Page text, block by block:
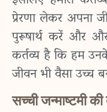
प्रेरणा लेकर अपना
पुरूषार्थ करें और और
कर्तव्य है कि हम
जीवन भी वैसा उच्च
सच्ची जन्माष्टमी की